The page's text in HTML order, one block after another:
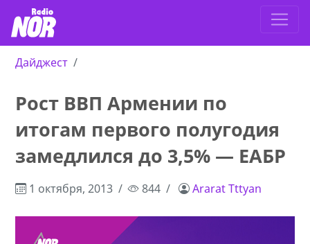
Дайджест
Рост ВВП Армении по
итогам первого полугодия
замедлился до 3,5% — ЕАБР
1 октября, 2013 844 Ararat Tttyan